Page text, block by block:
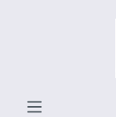
Zum Hauptinhalt